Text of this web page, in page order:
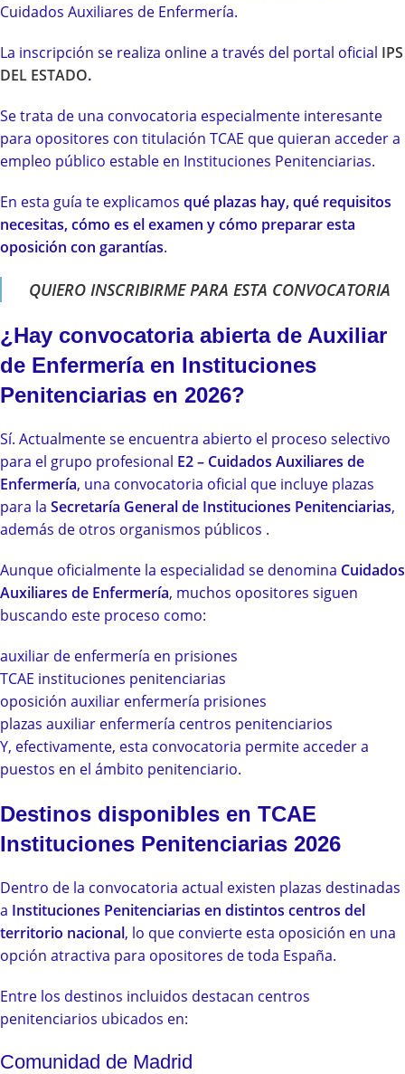
Cuidados Auxiliares de Enfermería.
La inscripción se realiza online a través del portal oficial IPS
DEL ESTADO.
Se trata de una convocatoria especialmente interesante
para opositores con titulación TCAE que quieran acceder a
empleo público estable en Instituciones Penitenciarias.
En esta guía te explicamos qué plazas hay, qué requisitos
necesitas, cómo es el examen y cómo preparar esta
oposición con garantías.
QUIERO INSCRIBIRME PARA ESTA CONVOCATORIA
¿Hay convocatoria abierta de Auxiliar
de Enfermería en Instituciones
Penitenciarias en 2026?
Sí. Actualmente se encuentra abierto el proceso selectivo
para el grupo profesional E2 – Cuidados Auxiliares de
Enfermería, una convocatoria oficial que incluye plazas
para la Secretaría General de Instituciones Penitenciarias,
además de otros organismos públicos .
Aunque oficialmente la especialidad se denomina Cuidados
Auxiliares de Enfermería, muchos opositores siguen
buscando este proceso como:
auxiliar de enfermería en prisiones
TCAE instituciones penitenciarias
oposición auxiliar enfermería prisiones
plazas auxiliar enfermería centros penitenciarios
Y, efectivamente, esta convocatoria permite acceder a
puestos en el ámbito penitenciario.
Destinos disponibles en TCAE
Instituciones Penitenciarias 2026
Dentro de la convocatoria actual existen plazas destinadas
a Instituciones Penitenciarias en distintos centros del
territorio nacional, lo que convierte esta oposición en una
opción atractiva para opositores de toda España.
Entre los destinos incluidos destacan centros
penitenciarios ubicados en:
Comunidad de Madrid